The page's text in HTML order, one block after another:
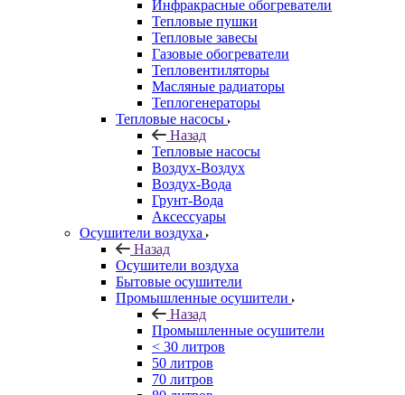
Инфракрасные обогреватели
Тепловые пушки
Тепловые завесы
Газовые обогреватели
Тепловентиляторы
Масляные радиаторы
Теплогенераторы
Тепловые насосы
Назад
Тепловые насосы
Воздух-Воздух
Воздух-Вода
Грунт-Вода
Аксессуары
Осушители воздуха
Назад
Осушители воздуха
Бытовые осушители
Промышленные осушители
Назад
Промышленные осушители
< 30 литров
50 литров
70 литров